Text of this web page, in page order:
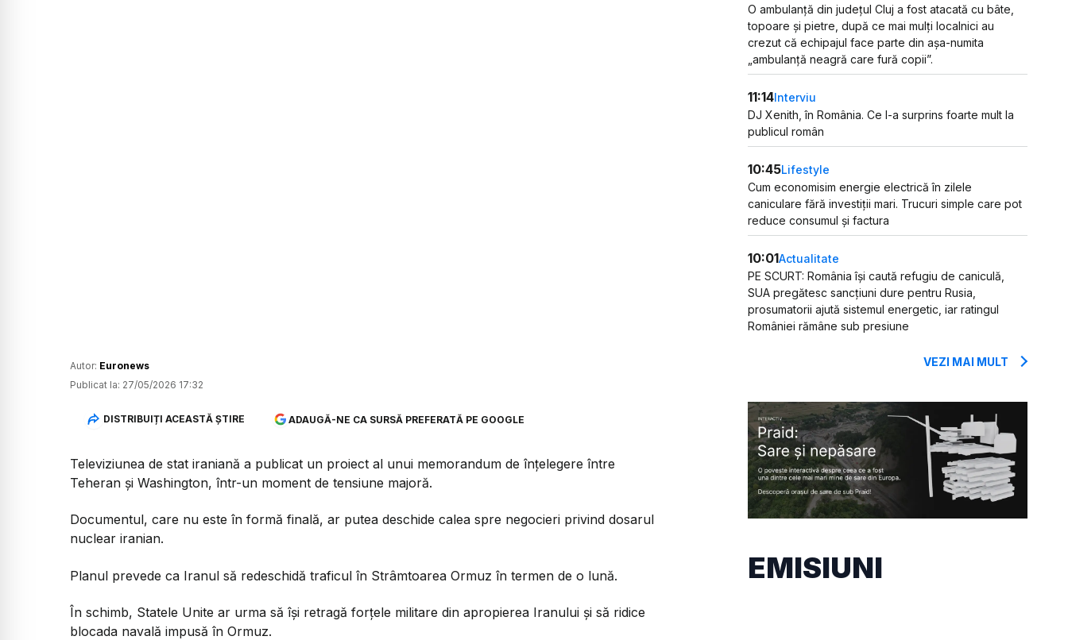
Autor: Euronews
Publicat la: 27/05/2026 17:32
DISTRIBUIȚI ACEASTĂ ȘTIRE ADAUGĂ-NE CA SURSĂ PREFERATĂ PE GOOGLE
Televiziunea de stat iraniană a publicat un proiect al unui memorandum de înțelegere între
Teheran și Washington, într-un moment de tensiune majoră.
Documentul, care nu este în formă finală, ar putea deschide calea spre negocieri privind dosarul
nuclear iranian.
Planul prevede ca Iranul să redeschidă traficul în Strâmtoarea Ormuz în termen de o lună.
În schimb, Statele Unite ar urma să își retragă forțele militare din apropierea Iranului și să ridice
blocada navală impusă în Ormuz.
O ambulanță din județul Cluj a fost atacată cu bâte,
topoare și pietre, după ce mai mulți localnici au
crezut că echipajul face parte din așa-numita
„ambulanță neagră care fură copii”.
11:14Interviu
DJ Xenith, în România. Ce l-a surprins foarte mult la
publicul român
10:45Lifestyle
Cum economisim energie electrică în zilele
caniculare fără investiții mari. Trucuri simple care pot
reduce consumul și factura
10:01Actualitate
PE SCURT: România își caută refugiu de caniculă,
SUA pregătesc sancțiuni dure pentru Rusia,
prosumatorii ajută sistemul energetic, iar ratingul
României rămâne sub presiune
VEZI MAI MULT
EMISIUNI